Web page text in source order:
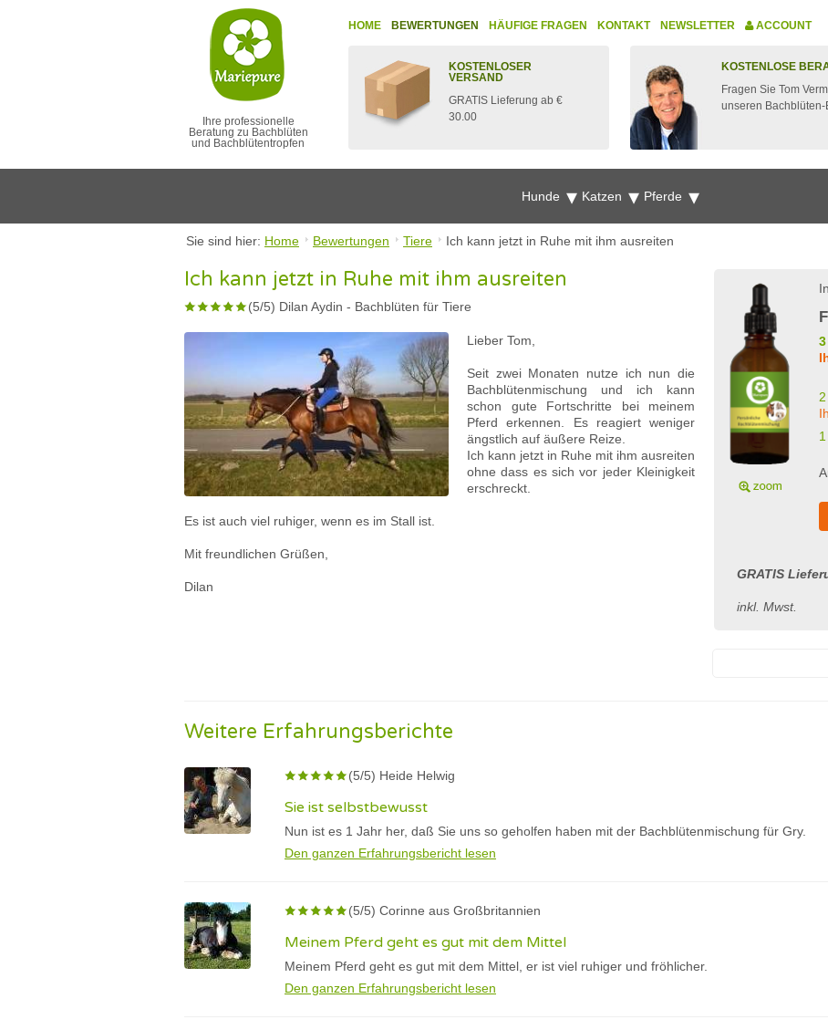
Ihre professionelle
Beratung zu Bachblüten
und Bachblütentropfen
HOME BEWERTUNGEN HÄUFIGE FRAGEN KONTAKT NEWSLETTER ACCOUNT
KOSTENLOSER
VERSAND
GRATIS Lieferung ab €
30.00
KOSTENLOSE
Fragen Sie Tom
unseren Bachblüten-
Hunde Katzen Pferde
Sie sind hier: Home Bewertungen Tiere Ich kann jetzt in Ruhe mit ihm ausreiten
Ich kann jetzt in Ruhe mit ihm ausreiten
(5/5) Dilan Aydin - Bachblüten für Tiere
Lieber Tom,
Seit zwei Monaten nutze ich nun die
Bachblütenmischung und ich kann
schon gute Fortschritte bei meinem
Pferd erkennen. Es reagiert weniger
ängstlich auf äußere Reize.
Ich kann jetzt in Ruhe mit ihm ausreiten
ohne dass es sich vor jeder Kleinigkeit
erschreckt.
Es ist auch viel ruhiger, wenn es im Stall ist.
Mit freundlichen Grüßen,
Dilan
GRATIS
inkl. Mwst.
Weitere Erfahrungsberichte
(5/5) Heide Helwig
Sie ist selbstbewusst
Nun ist es 1 Jahr her, daß Sie uns so geholfen haben mit der Bachblütenmischung für Gry.
Den ganzen Erfahrungsbericht lesen
(5/5) Corinne aus Großbritannien
Meinem Pferd geht es gut mit dem Mittel
Meinem Pferd geht es gut mit dem Mittel, er ist viel ruhiger und fröhlicher.
Den ganzen Erfahrungsbericht lesen